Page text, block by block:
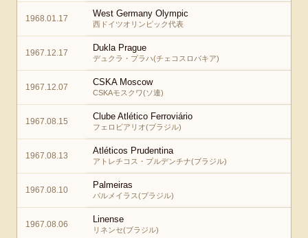
1968.01.17 West Germany Olympic
西ドイツオリンピック代表
1967.12.17 Dukla Prague
デュクラ・プラハ(チェコスロバキア)
1967.12.07 CSKA Moscow
CSKAモスクワ(ソ連)
1967.08.15 Clube Atlético Ferroviário
フェロビアリオ(ブラジル)
1967.08.13 Atléticos Prudentina
アトレチコス・プルデンチナ(ブラジル)
1967.08.10 Palmeiras
パルメイラス(ブラジル)
1967.08.06 Linense
リネンセ(ブラジル)